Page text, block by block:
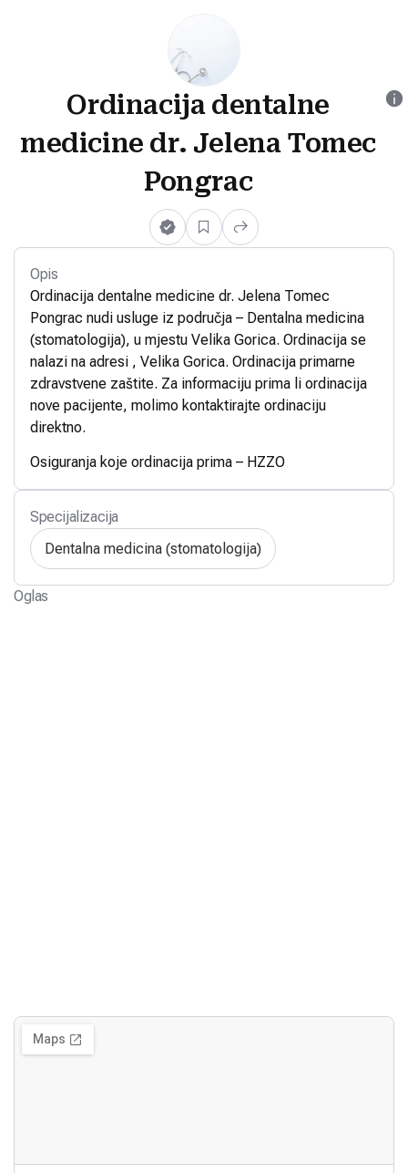
Ordinacija dentalne
medicine dr. Jelena Tomec
Pongrac
Opis
Ordinacija dentalne medicine dr. Jelena Tomec
Pongrac nudi usluge iz područja – Dentalna medicina
(stomatologija), u mjestu Velika Gorica. Ordinacija se
nalazi na adresi , Velika Gorica. Ordinacija primarne
zdravstvene zaštite. Za informaciju prima li ordinacija
nove pacijente, molimo kontaktirajte ordinaciju
direktno.
Osiguranja koje ordinacija prima – HZZO
Specijalizacija
Dentalna medicina (stomatologija)
Oglas